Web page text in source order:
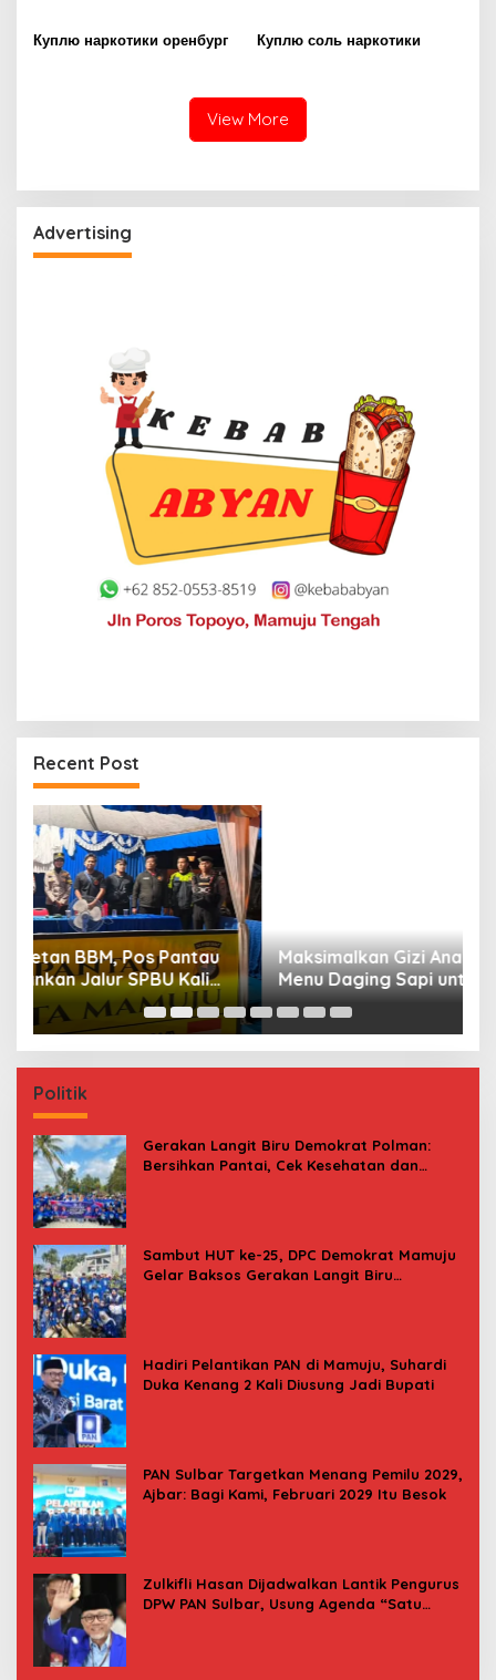
Куплю наркотики оренбург Куплю соль наркотики
View More
Advertising
Recent Post
Maksimalkan Gizi Anak, SPPG Rangas Sajikan
Menu Daging Sapi untuk 2.798 Penerima
Politik
Gerakan Langit Biru Demokrat Polman:
Bersihkan Pantai, Cek Kesehatan dan
Sambut HUT ke-25, DPC Demokrat Mamuju
Gelar Baksos Gerakan Langit Biru
Hadiri Pelantikan PAN di Mamuju, Suhardi
Duka Kenang 2 Kali Diusung Jadi Bupati
PAN Sulbar Targetkan Menang Pemilu 2029,
Ajbar: Bagi Kami, Februari 2029 Itu Besok
Zulkifli Hasan Dijadwalkan Lantik Pengurus
DPW PAN Sulbar, Usung Agenda “Satu